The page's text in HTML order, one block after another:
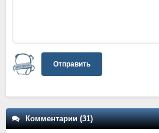
Отправить
Комментарии (31)